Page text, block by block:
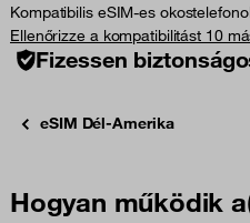
Kompatibilis eSIM-es
Ellenőrizze a kompatibilitást 10
Fizessen
eSIM Dél-Amerika
Hogyan működik